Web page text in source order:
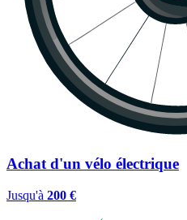
Achat d'un vélo électrique
Jusqu'à 200 €